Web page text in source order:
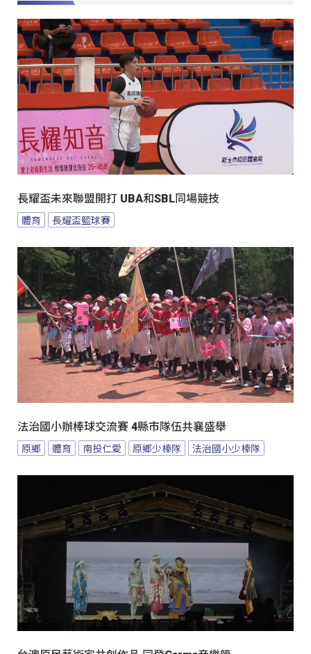
長耀盃未來聯盟開打 UBA和SBL同場競技
體育 長耀盃籃球賽
法治國小辦棒球交流賽 4縣市隊伍共襄盛舉
原鄉 體育 南投仁愛 原鄉少棒隊 法治國小少棒隊